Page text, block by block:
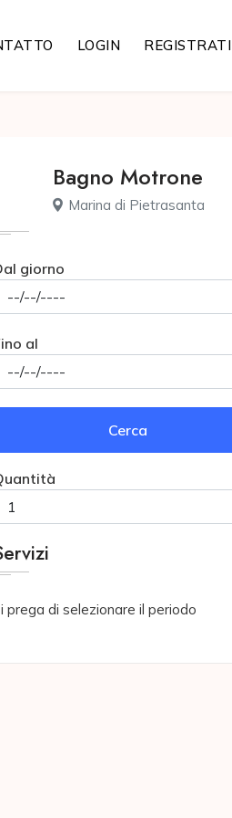
LOGIN REGISTRATI
Bagno Motrone
Marina di Pietrasanta
giorno
al
Cerca
prega di selezionare il periodo